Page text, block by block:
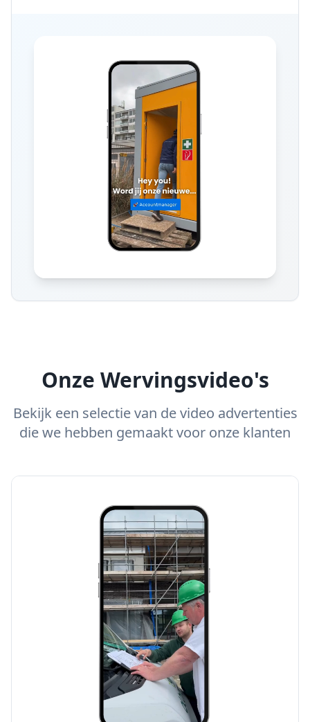
Onze Wervingsvideo's
Bekijk een selectie van de video advertenties
die we hebben gemaakt voor onze klanten